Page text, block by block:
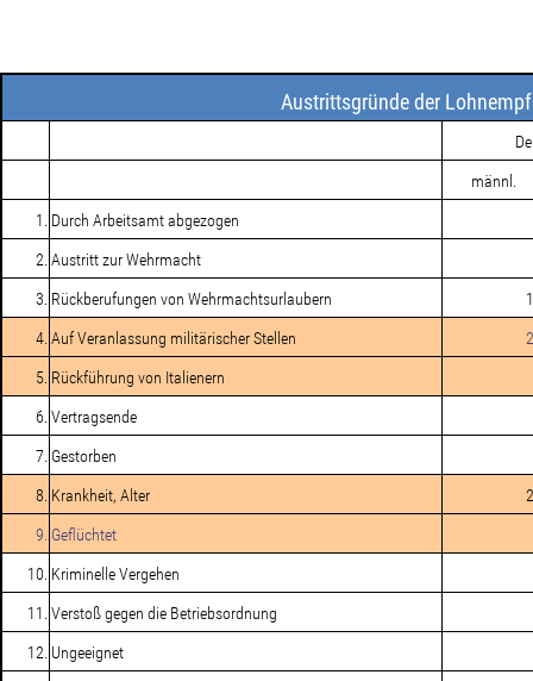
Austrittsgründe der
männl.
1. Durch Arbeitsamt abgezogen
2. Austritt zur Wehrmacht
3. Rückberufungen von Wehrmachtsurlaubern
4. Auf Veranlassung militärischer Stellen
5. Rückführung von Italienern
6. Vertragsende
7. Gestorben
8. Krankheit, Alter
9. Geflüchtet
10. Kriminelle Vergehen
11. Verstoß gegen die Betriebsordnung
12. Ungeeignet